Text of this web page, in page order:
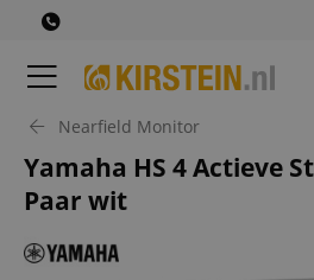
Nearfield Monitor
Yamaha HS 4 Actieve
Paar wit